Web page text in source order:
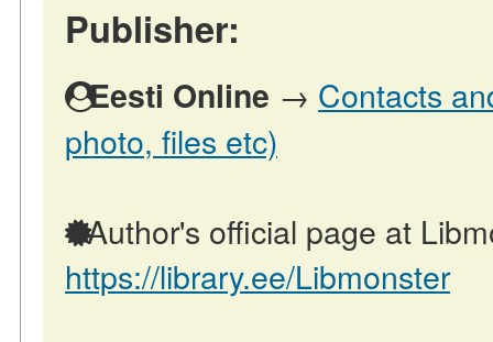
Publisher:
Eesti Online → Contacts
photo, files etc)
Author's official page at
https://library.ee/Libmonster